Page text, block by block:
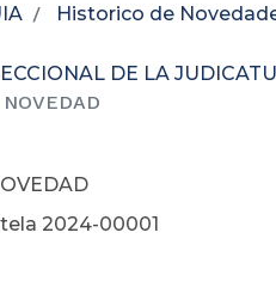
Historico de
DE LA
2024-00001